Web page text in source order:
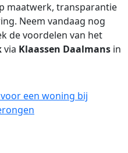
maatwerk, transparantie
Neem vandaag nog
de voordelen van het
via Klaassen Daalmans in
een woning bij